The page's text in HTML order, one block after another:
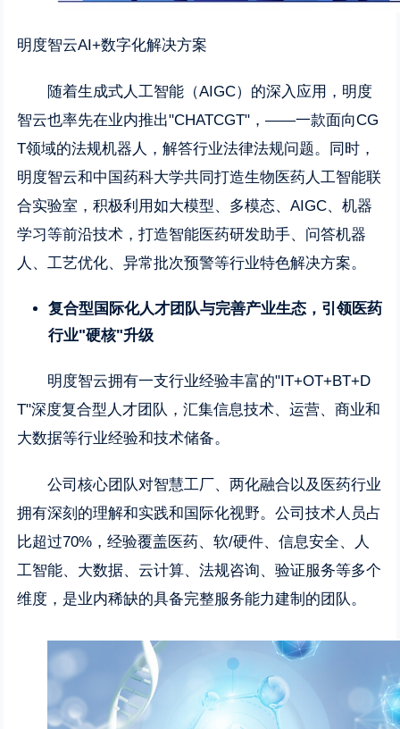
明度智云AI+数字化解决方案
随着生成式人工智能（AIGC）的深入应用，明度
智云也率先在业内推出"CHATCGT"，——一款面向CG
T领域的法规机器人，解答行业法律法规问题。同时，
明度智云和中国药科大学共同打造生物医药人工智能联
合实验室，积极利用如大模型、多模态、AIGC、机器
学习等前沿技术，打造智能医药研发助手、问答机器
人、工艺优化、异常批次预警等行业特色解决方案。
复合型 国际化人才团队与完善产业生态，引领医药
行业"硬核"升级
明度智云拥有一支行业经验丰富的"IT+OT+BT+D
T"深度复合型人才团队，汇集信息技术、运营、商业和
大数据等行业经验和技术储备。
公司核心团队对智慧工厂、两化融合以及医药行业
拥有深刻的理解和实践和国际化视野。公司技术人员占
比超过70%，经验覆盖医药、软/硬件、信息安全、人
工智能、大数据、云计算、法规咨询、验证服务等多个
维度，是业内稀缺的具备完整服务能力建制的团队。